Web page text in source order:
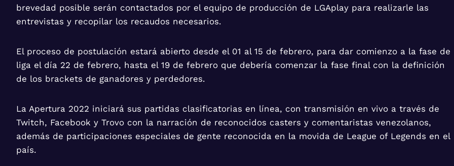
brevedad posible serán contactados por el equipo de producción de LGAplay para realizarle las
entrevistas y recopilar los recaudos necesarios.
El proceso de postulación estará abierto desde el 01 al 15 de febrero, para dar comienzo a la fase de
liga el día 22 de febrero, hasta el 19 de febrero que debería comenzar la fase final con la definición
de los brackets de ganadores y perdedores.
La Apertura 2022 iniciará sus partidas clasificatorias en línea, con transmisión en vivo a través de
Twitch, Facebook y Trovo con la narración de reconocidos casters y comentaristas venezolanos,
además de participaciones especiales de gente reconocida en la movida de League of Legends en el
país.